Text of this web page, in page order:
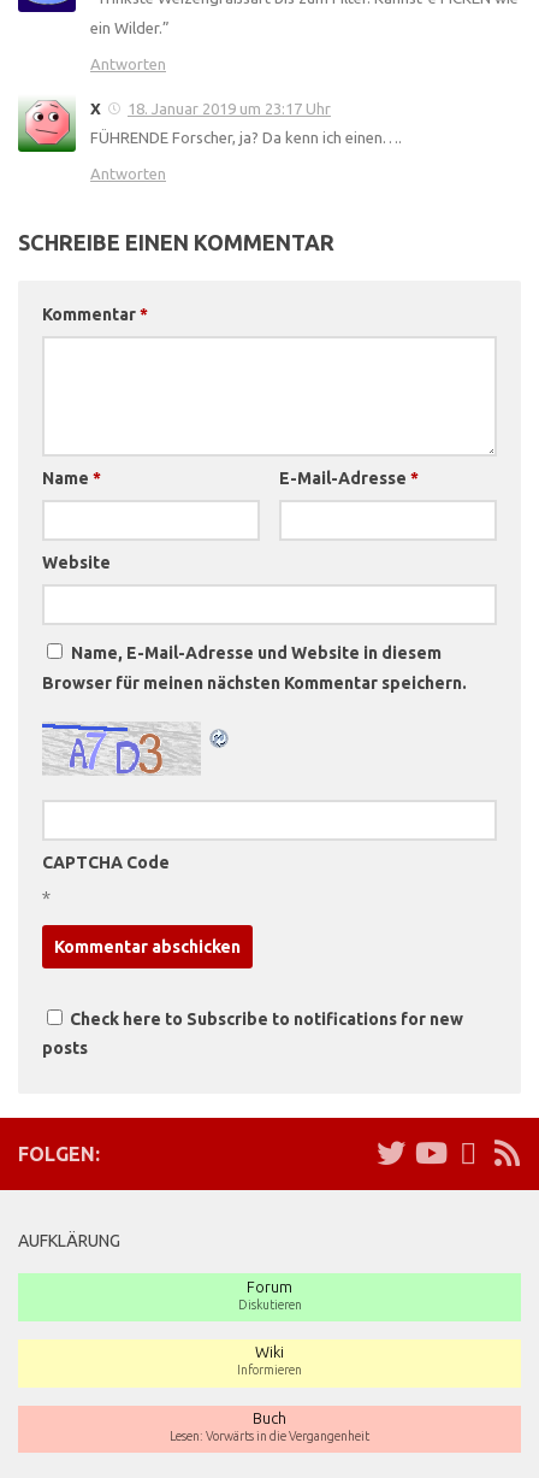
ein Wilder.”
Antworten
X
18. Januar 2019 um 23:17 Uhr
FÜHRENDE Forscher, ja? Da kenn ich einen….
Antworten
SCHREIBE EINEN KOMMENTAR
Kommentar*
Name * E-Mail-Adresse *
Website
Name, E-Mail-Adresse und Website in diesem
Browser für meinen nächsten Kommentar speichern.
CAPTCHA Code
*
Check here to Subscribe to notifications for new
posts
FOLGEN:
AUFKLÄRUNG
Forum
Diskutieren
Wiki
Informieren
Buch
Lesen: Vorwärts in die Vergangenheit